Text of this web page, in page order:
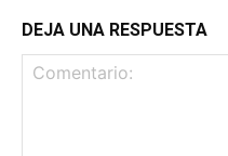
DEJA UNA RESPUESTA